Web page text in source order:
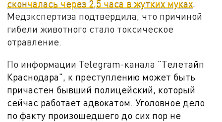
скончалась через 2,5 часа в жутких муках.
Медэкспертиза подтвердила, что причиной
гибели животного стало токсическое
отравление.
По информации Telegram-канала "Телетайп
Краснодара", к преступлению может быть
причастен бывший полицейский, который
сейчас работает адвокатом. Уголовное дело
по факту произошедшего до сих пор не